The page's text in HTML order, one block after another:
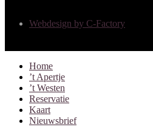
Webdesign by C-Factory
Home
’t Apertje
’t Westen
Reservatie
Kaart
Nieuwsbrief